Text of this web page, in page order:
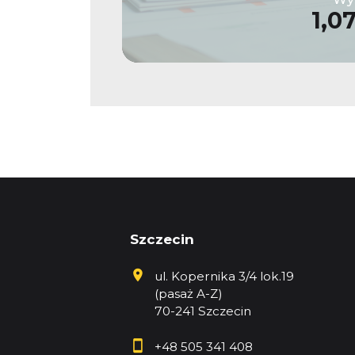
Szczecin
ul. Kopernika 3/4 lok.19
(pasaż A-Z)
70-241 Szczecin
+48 505 341 408